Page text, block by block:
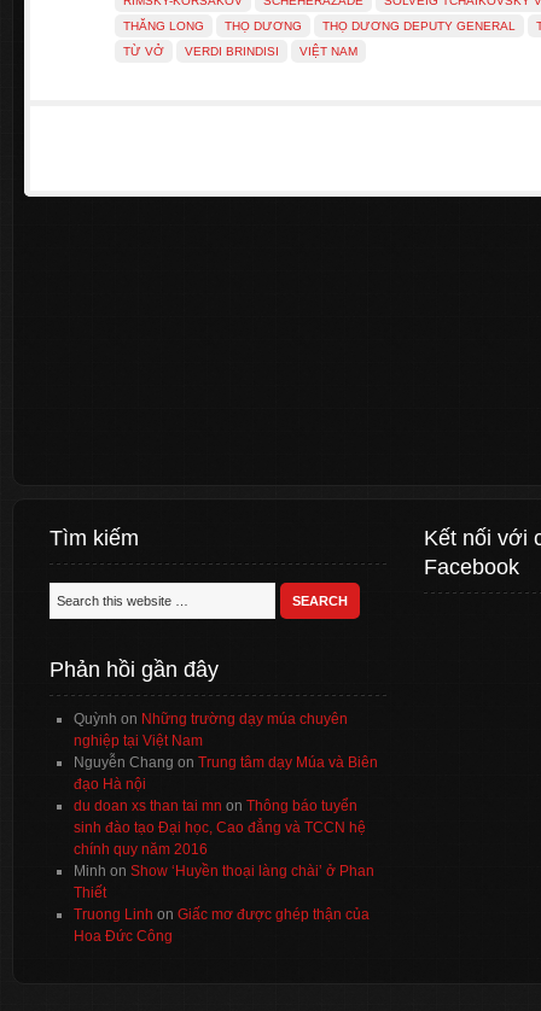
THĂNG LONG
THỌ DƯƠNG THỌ DƯƠNG DEPUTY GENERAL
TỪ VỞ
VERDI BRINDISI VIỆT NAM
Tìm kiếm
Phản hồi gần đây
Quỳnh on Những trường dạy múa chuyên
nghiệp tại Việt Nam
Nguyễn Chang on Trung tâm dạy Múa và Biên
đạo Hà nội
du doan xs than tai mn on Thông báo tuyển
sinh đào tạo Đại học, Cao đẳng và TCCN hệ
chính quy năm 2016
Minh on Show ‘Huyền thoại làng chài’ ở Phan
Thiết
Truong Linh on Giấc mơ được ghép thận của
Hoa Đức Công
Kết nối với
Facebook